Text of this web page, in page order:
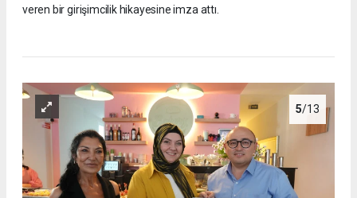
veren bir girişimcilik hikayesine imza attı.
5/13